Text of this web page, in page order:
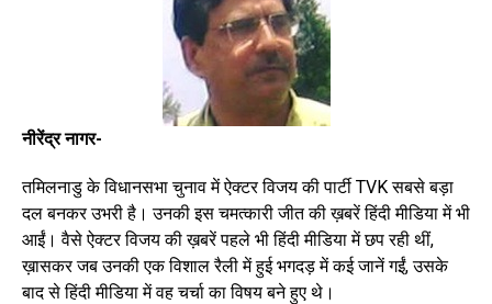
नीरेंद्र नागर-
तमिलनाडु के विधानसभा चुनाव में ऐक्टर विजय की पार्टी TVK सबसे बड़ा
दल बनकर उभरी है। उनकी इस चमत्कारी जीत की ख़बरें हिंदी मीडिया में भी
आईं। वैसे ऐक्टर विजय की ख़बरें पहले भी हिंदी मीडिया में छप रही थीं,
ख़ासकर जब उनकी एक विशाल रैली में हुई भगदड़ में कई जानें गईं, उसके
बाद से हिंदी मीडिया में वह चर्चा का विषय बने हुए थे।